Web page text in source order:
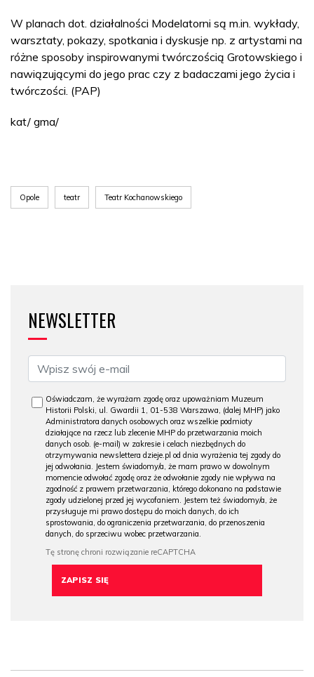
W planach dot. działalności Modelatorni są m.in. wykłady,
warsztaty, pokazy, spotkania i dyskusje np. z artystami na
różne sposoby inspirowanymi twórczością Grotowskiego i
nawiązującymi do jego prac czy z badaczami jego życia i
twórczości. (PAP)
kat/ gma/
Opole teatr Teatr Kochanowskiego
NEWSLETTER
Oświadczam, że wyrażam zgodę oraz upoważniam Muzeum
Historii Polski, ul. Gwardii 1, 01-538 Warszawa, (dalej MHP) jako
Administratora danych osobowych oraz wszelkie podmioty
działające na rzecz lub zlecenie MHP do przetwarzania moich
danych osob. (e-mail) w zakresie i celach niezbędnych do
otrzymywania newslettera dzieje.pl od dnia wyrażenia tej zgody do
jej odwołania. Jestem świadomy/a, że mam prawo w dowolnym
momencie odwołać zgodę oraz że odwołanie zgody nie wpływa na
zgodność z prawem przetwarzania, którego dokonano na podstawie
zgody udzielonej przed jej wycofaniem. Jestem też świadomy/a, że
przysługuje mi prawo dostępu do moich danych, do ich
sprostowania, do ograniczenia przetwarzania, do przenoszenia
danych, do sprzeciwu wobec przetwarzania.